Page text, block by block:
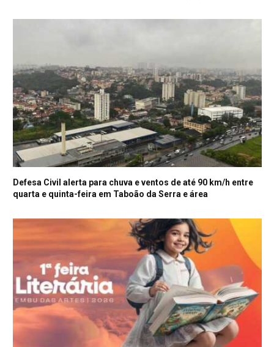
Defesa Civil alerta para chuva e ventos de até 90 km/h entre
quarta e quinta-feira em Taboão da Serra e área